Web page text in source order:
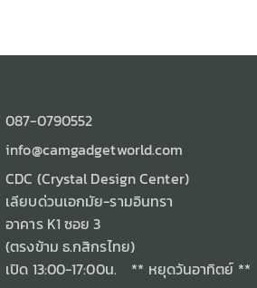
087-0790552
info@camgadgetworld.com
CDC (Crystal Design Center)
เลียบด่วนเอกมัย-รามอินทรา
อาคาร K1 ซอย 3
(ตรงข้าม ธ.กสิกรไทย)
เปิด 13:00-17:00น. ** หยุดวันอาทิตย์ **